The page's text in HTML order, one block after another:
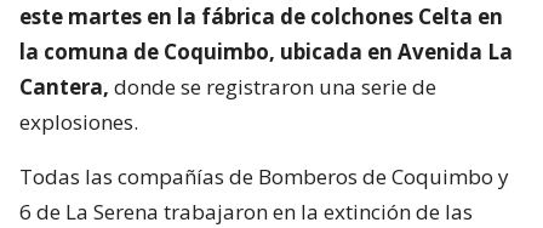
este martes en la fábrica de colchones Celta en
la comuna de Coquimbo, ubicada en Avenida La
Cantera, donde se registraron una serie de
explosiones.
Todas las compañías de Bomberos de Coquimbo y
6 de La Serena trabajaron en la extinción de las